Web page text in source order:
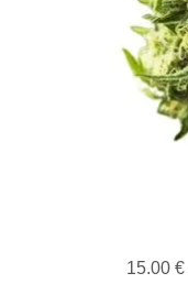
15.00 €